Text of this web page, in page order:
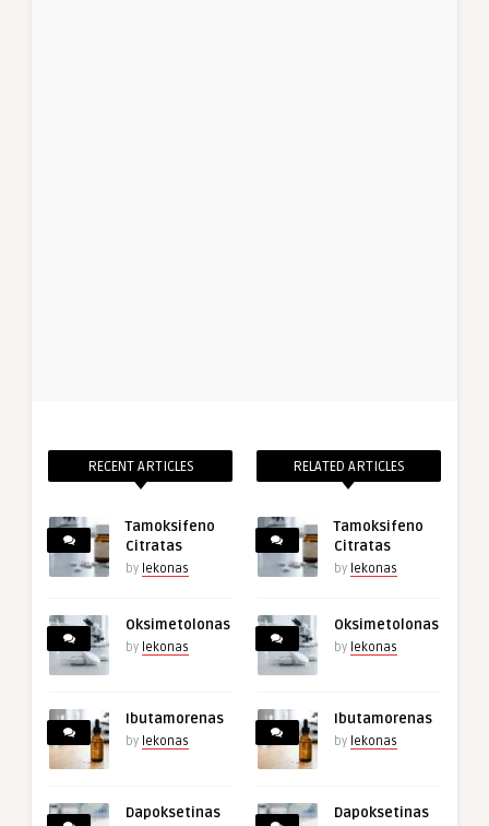
RECENT ARTICLES
Tamoksifeno
Citratas
by lekonas
Oksimetolonas
by lekonas
Ibutamorenas
by lekonas
Dapoksetinas
RELATED ARTICLES
Tamoksifeno
Citratas
by lekonas
Oksimetolonas
by lekonas
Ibutamorenas
by lekonas
Dapoksetinas